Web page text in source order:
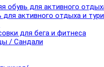
обувь для активного
активного отдыха и
для бега и фитнеса
/ Сандали